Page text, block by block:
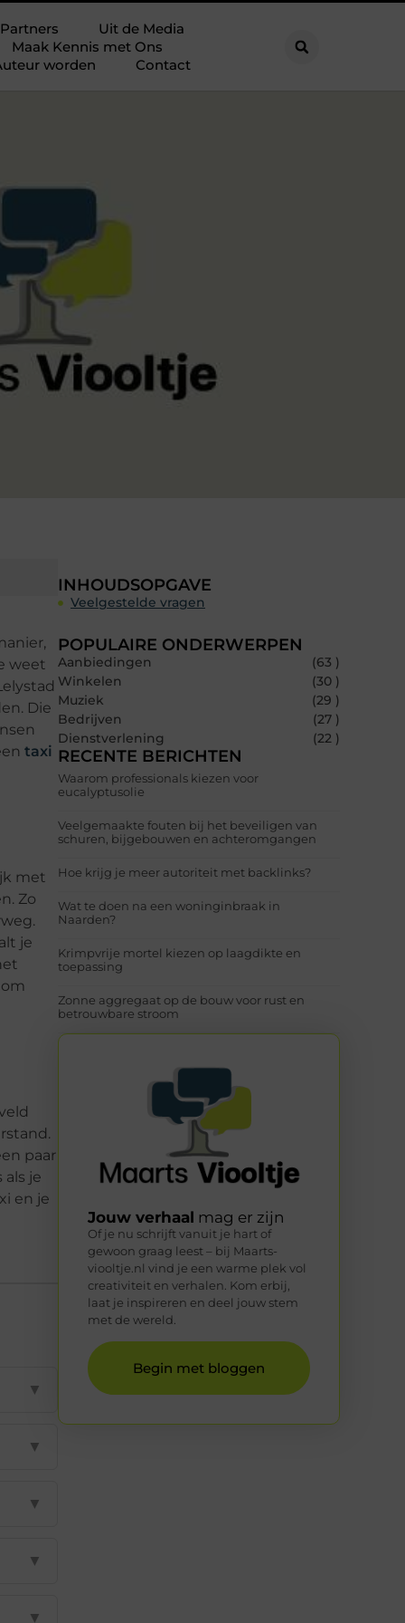
Partners
Uit de Media
Maak Kennis met Ons
worden
Contact
weet
Die
taxi
met
Zo
je
paar
je
en je
▼
▼
▼
▼
▼
INHOUDSOPGAVE
Veelgestelde vragen
POPULAIRE ONDERWERPEN
Aanbiedingen
(63 )
Winkelen
(30 )
Muziek
(29 )
Bedrijven
(27 )
Dienstverlening
(22 )
RECENTE BERICHTEN
Waarom professionals kiezen voor
eucalyptusolie
Veelgemaakte fouten bij het beveiligen van
schuren, bijgebouwen en achteromgangen
Hoe krijg je meer autoriteit met backlinks?
Wat te doen na een woninginbraak in
Naarden?
Krimpvrije mortel kiezen op laagdikte en
toepassing
Zonne aggregaat op de bouw voor rust en
betrouwbare stroom
Jouw verhaal mag er zijn
Of je nu schrijft vanuit je hart of
gewoon graag leest – bij Maarts-
viooltje.nl vind je een warme plek vol
creativiteit en verhalen. Kom erbij,
laat je inspireren en deel jouw stem
met de wereld.
Begin met bloggen